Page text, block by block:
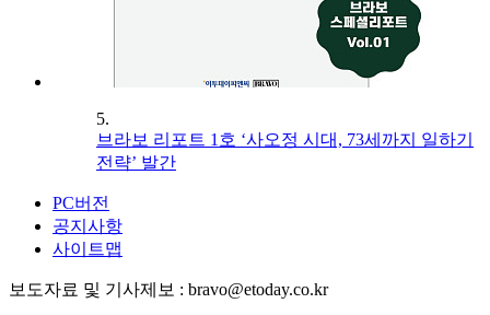
5.
브라보 리포트 1호 ‘사오정 시대, 73세까지 일하기
전략’ 발간
PC버전
공지사항
사이트맵
보도자료 및 기사제보 : bravo@etoday.co.kr